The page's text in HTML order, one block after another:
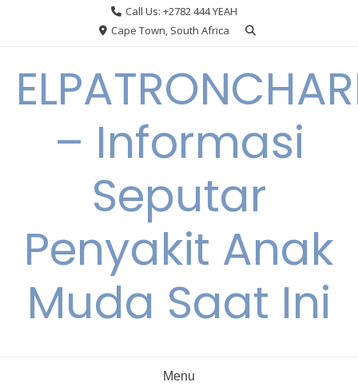
Call Us: +2782 444 YEAH
Cape Town, South Africa
– Informasi
Seputar
Penyakit Anak
Muda Saat Ini
Menu